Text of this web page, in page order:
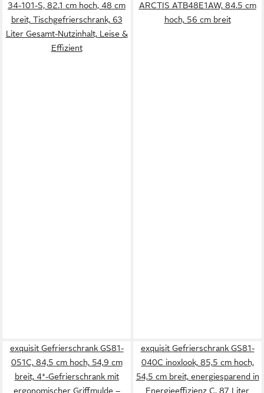
34-101-S, 82.1 cm hoch, 48 cm
breit, Tischgefrierschrank, 63
Liter Gesamt-Nutzinhalt, Leise &
Effizient
ARCTIS ATB48E1AW, 84.5 cm
hoch, 56 cm breit
exquisit Gefrierschrank GS81-
051C, 84,5 cm hoch, 54,9 cm
breit, 4*-Gefrierschrank mit
ergonomischer Griffmulde –
exquisit Gefrierschrank GS81-
040C inoxlook, 85,5 cm hoch,
54,5 cm breit, energiesparend in
Energieeffizienz C, 87 Liter